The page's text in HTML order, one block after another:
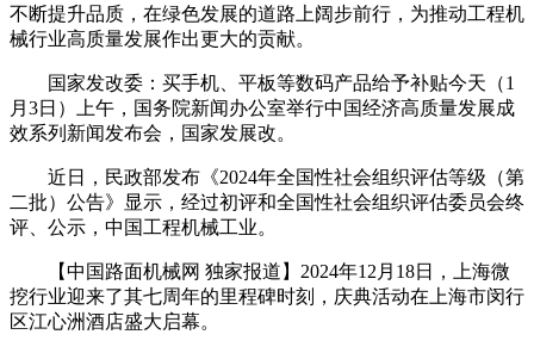
不断提升品质，在绿色发展的道路上阔步前行，为推动工程机
械行业高质量发展作出更大的贡献。
国家发改委：买手机、平板等数码产品给予补贴今天（1
月3日）上午，国务院新闻办公室举行中国经济高质量发展成
效系列新闻发布会，国家发展改。
近日，民政部发布《2024年全国性社会组织评估等级（第
二批）公告》显示，经过初评和全国性社会组织评估委员会终
评、公示，中国工程机械工业。
【中国路面机械网 独家报道】2024年12月18日，上海微
挖行业迎来了其七周年的里程碑时刻，庆典活动在上海市闵行
区江心洲酒店盛大启幕。